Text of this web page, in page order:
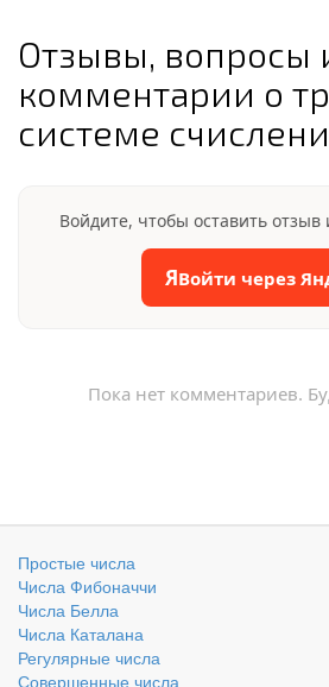
Отзывы, вопросы
комментарии о
системе
Войдите, чтобы оставить
ЯВойти через
Пока нет комментариев.
Простые числа
Числа Фибоначчи
Числа Белла
Числа Каталана
Регулярные числа
Совершенные числа